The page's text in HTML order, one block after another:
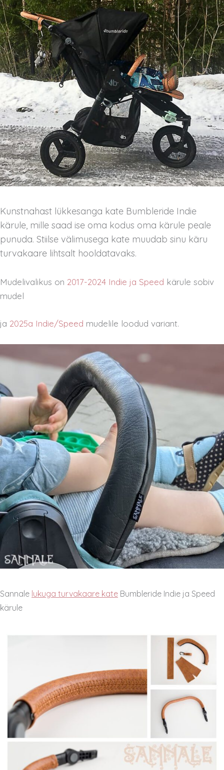
Kunstnahast lükkesanga kate Bumbleride Indie
kärule, mille saad ise oma kodus oma kärule peale
punuda. Stiilse välimusega kate muudab sinu käru
turvakaare lihtsalt hooldatavaks.
Mudelivalikus on 2017-2024 Indie ja Speed kärule sobiv
mudel
ja 2025a Indie/Speed mudelile loodud variant.
Sannale lukuga turvakaare kate Bumbleride Indie ja Speed
kärule